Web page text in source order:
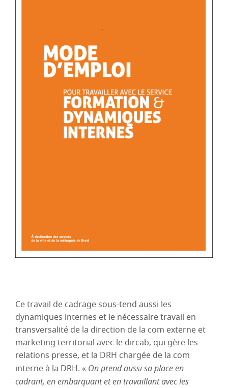
Ce travail de cadrage sous-tend aussi les
dynamiques internes et le nécessaire travail en
transversalité de la direction de la com externe et
marketing territorial avec le dircab, qui gère les
relations presse, et la DRH chargée de la com
interne à la DRH. « On prend aussi sa place en
cadrant, en embarquant et en travaillant avec les